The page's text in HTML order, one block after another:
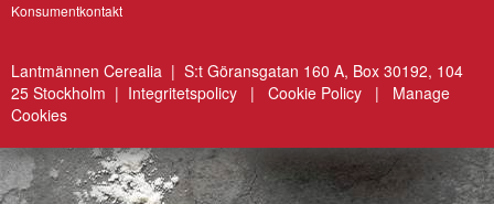
Konsumentkontakt
Lantmännen Cerealia | S:t Göransgatan 160 A, Box 30192, 104
25 Stockholm | Integritetspolicy | Cookie Policy | Manage
Cookies